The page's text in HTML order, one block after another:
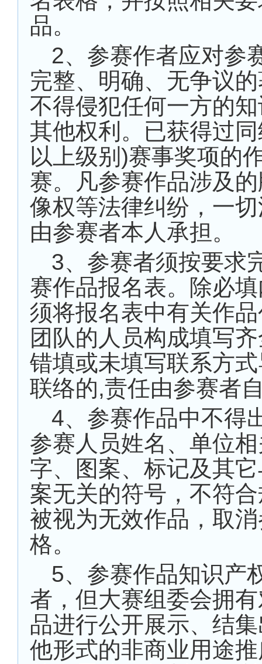
品。
2、参赛作者应对参
完整、明确、无争议
不得侵犯任何一方的
其他权利。已获得过
以上级别 )赛事奖项的
赛。凡参赛作品涉及
像权等法律纠纷，一
由参赛者本人承担。
3、参赛者须按要求
赛作品报名表。除必
须将报名表中有关作
团队的人员构成填写
错填或未填写联系方
联络的,责任由参赛者
4、参赛作品中不得
参赛人员姓名、单位
字、图案、标记及其
案无关的符号，不符
被视为无效作品，取
格。
5、参赛作品知识产
者，但大赛组委会拥
品进行公开展示、结
他形式的非商业用途